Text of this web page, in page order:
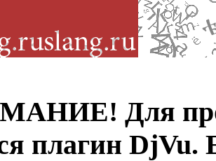
Для
плагин